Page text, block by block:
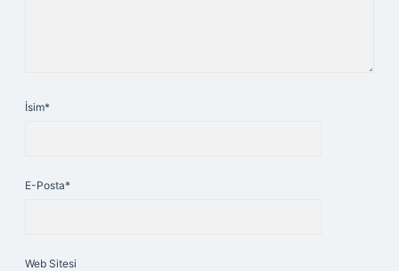
İsim*
E-Posta*
Web Sitesi